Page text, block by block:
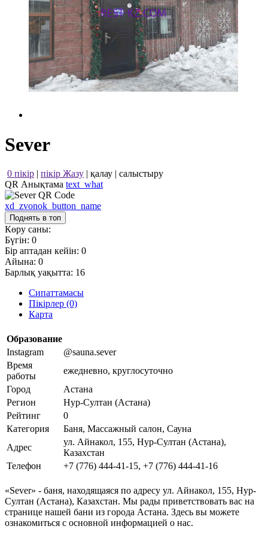
Sever
0 пікір | пікір Жазу | қалау | салыстыру
QR Анықтама text_what
xd_zvonok_button_name
Поднять в топ
Көру саны:
Бүгін: 0
Бір аптадан кейін: 0
Айына: 0
Барлық уақытта: 16
Сипаттамасы
Пікірлер (0)
Карта
Образование
Instagram
@sauna.sever
Время
работы
ежедневно, круглосуточно
Город
Астана
Регион
Нур-Султан (Астана)
Рейтинг
0
Категория
Баня, Массажный салон, Сауна
Адрес
ул. Айнакол, 155, Нур-Султан (Астана),
Казахстан
Телефон
+7 (776) 444-41-15, +7 (776) 444-41-16
«Sever» - баня, находящаяся по адресу ул. Айнакол, 155, Нур-
Султан (Астана), Казахстан. Мы рады приветствовать вас на
странице нашей бани из города Астана. Здесь вы можете
ознакомиться с основной информацией о нас.